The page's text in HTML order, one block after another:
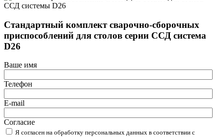
Стандартный комплект сварочно-сборочных
приспособлений для столов серии ССД система
D26
Ваше имя
Телефон
E-mail
Согласие
Я согласен на обработку персональных данных в соответствии с